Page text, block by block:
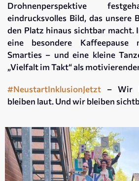
Drohnenperspektive
eindrucksvolles Bild, das unsere
den Platz hinaus sichtbar macht.
eine besondere
Smarties – und eine kleine
„Vielfalt im Takt“ als
#NeustartInklusionJetzt – Wir
bleiben laut. Und wir bleiben